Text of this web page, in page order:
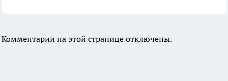
Комментарии на этой странице отключены.